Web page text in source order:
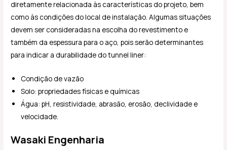
diretamente relacionada às características do projeto, bem
como às condições do local de instalação. Algumas situações
devem ser consideradas na escolha do revestimento e
também da espessura para o aço, pois serão determinantes
para indicar a durabilidade do tunnel liner:
Condição de vazão
Solo: propriedades físicas e químicas
Água: pH, resistividade, abrasão, erosão, declividade e
velocidade.
Wasaki Engenharia